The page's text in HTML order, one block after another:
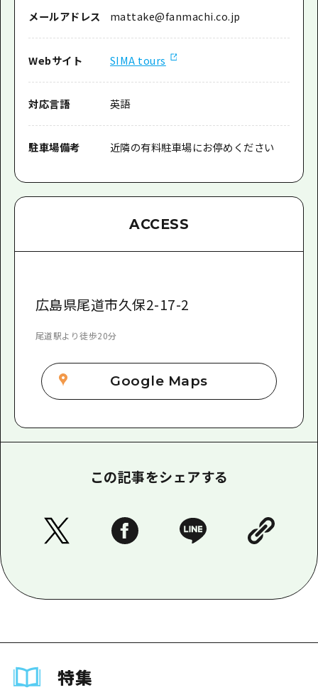
メールアドレス mattake@fanmachi.co.jp
Webサイト SIMA tours
対応言語 英語
駐車場備考 近隣の有料駐車場にお停めください
ACCESS
広島県尾道市久保2-17-2
尾道駅より徒歩20分
Google Maps
この記事をシェアする
特集